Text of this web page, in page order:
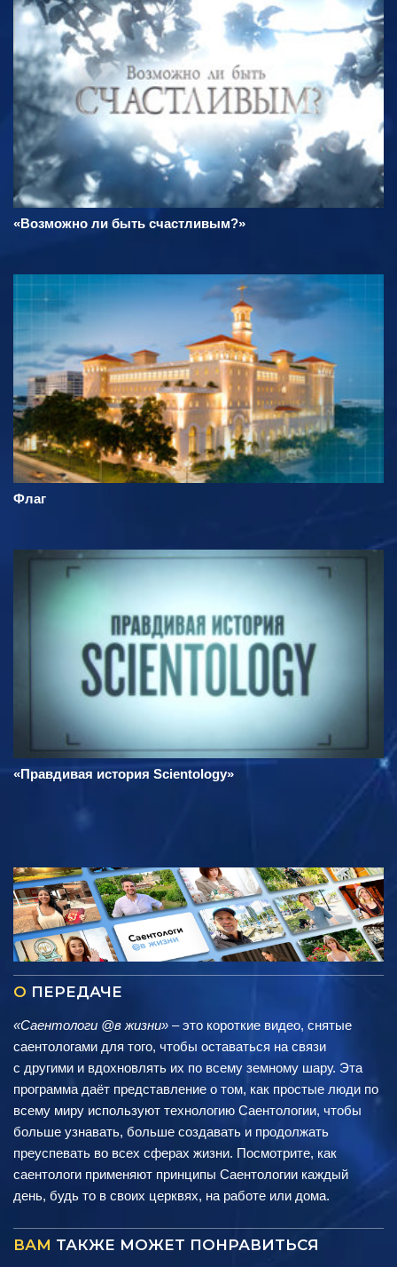
«Возможно ли быть счастливым?»
Флаг
«Правдивая история Scientology»
О ПЕРЕДАЧЕ
«Саентологи @в жизни» – это короткие видео, снятые
саентологами для того, чтобы оставаться на связи
с другими и вдохновлять их по всему земному шару. Эта
программа даёт представление о том, как простые люди по
всему миру используют технологию Саентологии, чтобы
больше узнавать, больше создавать и продолжать
преуспевать во всех сферах жизни. Посмотрите, как
саентологи применяют принципы Саентологии каждый
день, будь то в своих церквях, на работе или дома.
ВАМ ТАКЖЕ МОЖЕТ ПОНРАВИТЬСЯ